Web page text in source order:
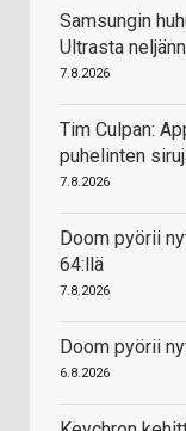
Samsungin
Ultrasta
7.8.2026
Tim Culpan:
puhelinten
7.8.2026
Doom pyörii
64:llä
7.8.2026
Doom pyörii
6.8.2026